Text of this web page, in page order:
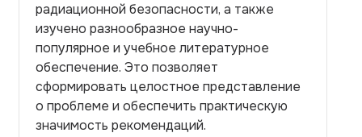
радиационной безопасности, а также
изучено разнообразное научно-
популярное и учебное литературное
обеспечение. Это позволяет
сформировать целостное представление
о проблеме и обеспечить практическую
значимость рекомендаций.